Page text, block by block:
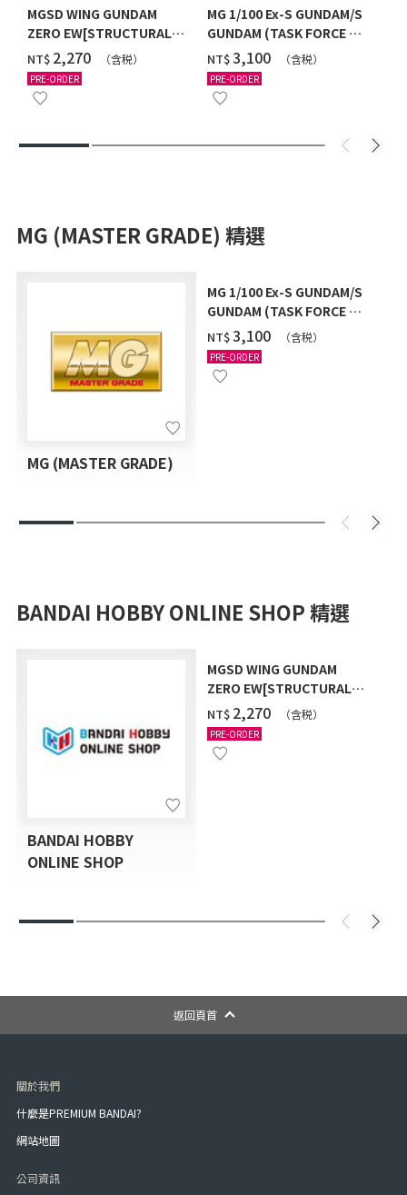
MGSD WING GUNDAM
ZERO EW[STRUCTURAL
COATING/BLACK] [2026年
12月發送]
NT$ ‌2,270 （含税）
PRE-ORDER
MG 1/100 Ex-S GUNDAM/S
GUNDAM (TASK FORCE α
Ver.) [2026年10月發送]
NT$‌3,100 （含税）
PRE-ORDER
MG (MASTER GRADE) 精選
MG (MASTER GRADE)
MG 1/100 Ex-S GUNDAM/S
GUNDAM (TASK FORCE α
Ver.) [2026年10月發送]
NT$‌3,100 （含税）
PRE-ORDER
BANDAI HOBBY ONLINE SHOP 精選
BANDAI HOBBY
ONLINE SHOP
MGSD WING GUNDAM
ZERO EW[STRUCTURAL
COATING/BLACK] [2026年
12月發送]
NT$ ‌2,270 （含税）
PRE-ORDER
返回頁首
關於我們
什麼是PREMIUM BANDAI?
網站地圖
公司資訊